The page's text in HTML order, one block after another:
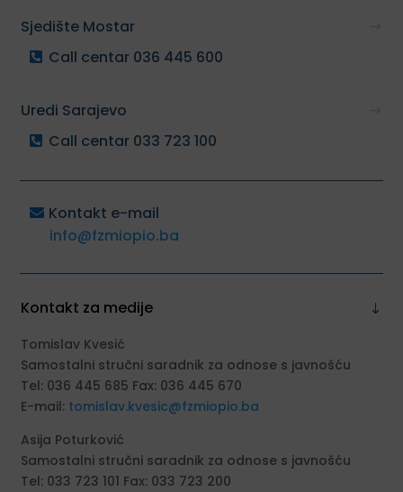
Sjedište Mostar
Call centar 036 445 600
Uredi Sarajevo
Call centar 033 723 100
Kontakt e-mail
info@fzmiopio.ba
Kontakt za medije
Tomislav Kvesić
Samostalni stručni saradnik za odnose s javnošću
Tel: 036 445 685 Fax: 036 445 670
E-mail: tomislav.kvesic@fzmiopio.ba
Asija Poturković
Samostalni stručni saradnik za odnose s javnošću
Tel: 033 723 101 Fax: 033 723 200